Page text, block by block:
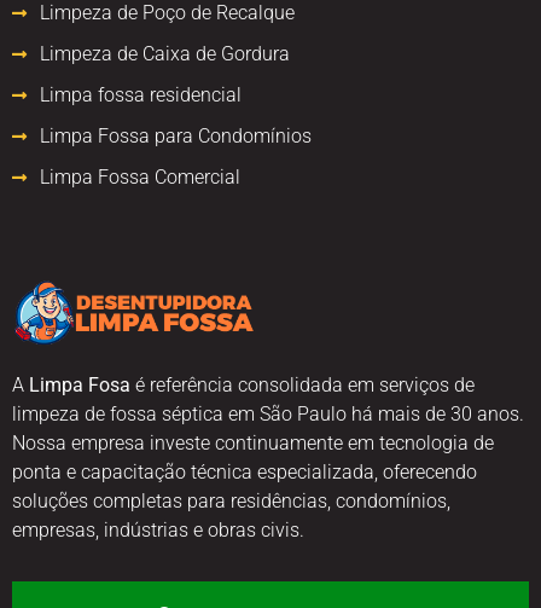
A Limpa Fosa é referência consolidada em serviços de
limpeza de fossa séptica em São Paulo há mais de 30 anos.
Nossa empresa investe continuamente em tecnologia de
ponta e capacitação técnica especializada, oferecendo
soluções completas para residências, condomínios,
empresas, indústrias e obras civis.
Limpeza de Poço de Recalque
Limpeza de Caixa de Gordura
Limpa fossa residencial
Limpa Fossa para Condomínios
Limpa Fossa Comercial